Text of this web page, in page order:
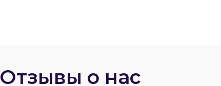
Отзывы о нас